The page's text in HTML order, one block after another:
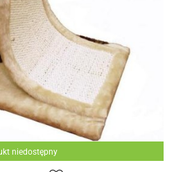
niedostępny